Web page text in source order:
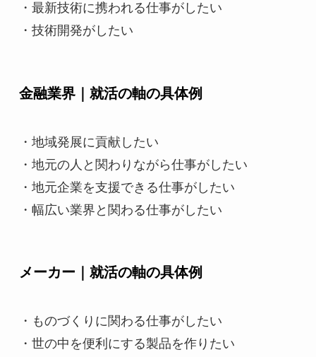
・最新技術に携われる仕事がしたい
・技術開発がしたい
金融業界｜就活の軸の具体例
・地域発展に貢献したい
・地元の人と関わりながら仕事がしたい
・地元企業を支援できる仕事がしたい
・幅広い業界と関わる仕事がしたい
メーカー｜就活の軸の具体例
・ものづくりに関わる仕事がしたい
・世の中を便利にする製品を作りたい